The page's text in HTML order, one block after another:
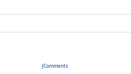
JComments